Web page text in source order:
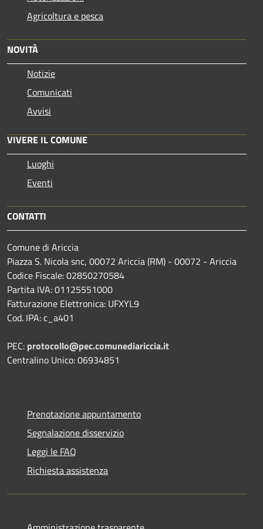
Agricoltura e pesca
NOVITÀ
Notizie
Comunicati
Avvisi
VIVERE IL COMUNE
Luoghi
Eventi
CONTATTI
Comune di Ariccia
Piazza S. Nicola snc, 00072 Ariccia (RM) - 00072 - Ariccia
Codice Fiscale: 02850270584
Partita IVA: 01125551000
Fatturazione Elettronica: UFXYL9
Cod. IPA: c_a401
PEC: protocollo@pec.comunediariccia.it
Centralino Unico: 06934851
Prenotazione appuntamento
Segnalazione disservizio
Leggi le FAQ
Richiesta assistenza